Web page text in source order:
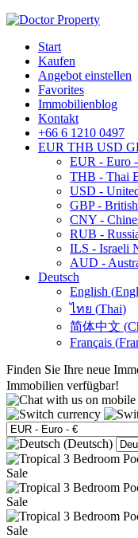
Start
Kaufen
Angebot einstellen
Favorites
Immobilienblog
Kontakt
+66 6 1210 0497
EUR THB USD
EUR - Euro
THB - Thai
USD -
GBP -
CNY -
RUB -
ILS - Israeli
AUD -
Deutsch
English (
ไทย (Thai)
简体中文 (
Français (
Finden Sie Ihre neue
Immobilien verfügbar!